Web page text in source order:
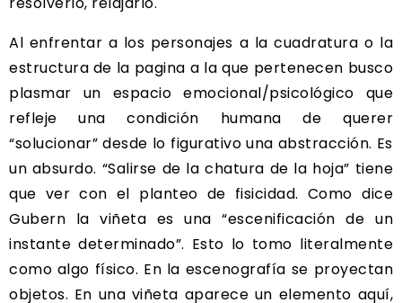
Al enfrentar a los personajes a la cuadratura o la
estructura de la pagina a la que pertenecen busco
plasmar un espacio emocional/psicológico que
refleje una condición humana de querer
“solucionar” desde lo figurativo una abstracción. Es
un absurdo. “Salirse de la chatura de la hoja” tiene
que ver con el planteo de fisicidad. Como dice
Gubern la viñeta es una “escenificación de un
instante determinado”. Esto lo tomo literalmente
como algo físico. En la escenografía se proyectan
objetos. En una viñeta aparece un elemento aquí,